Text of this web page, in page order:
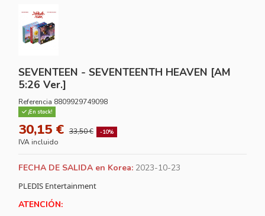
SEVENTEEN - SEVENTEENTH HEAVEN [AM
5:26 Ver.]
Referencia 8809929749098
¡En stock!
30,15 € 33,50 € -10%
IVA incluido
FECHA DE SALIDA en Korea: 2023-10-23
PLEDIS Entertainment
ATENCIÓN: